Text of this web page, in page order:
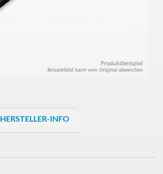
Schrauben & Federn
Halsbefestigung
HERSTELLER-INFO